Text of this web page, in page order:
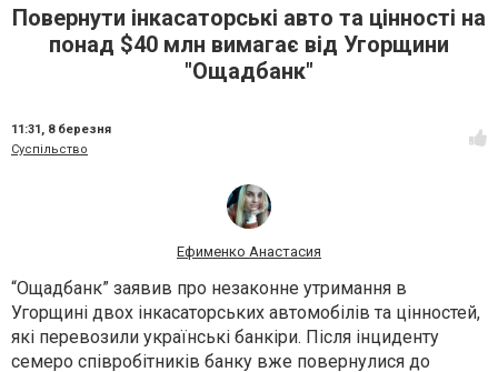
Повернути інкасаторські авто та цінності на
понад $40 млн вимагає від Угорщини
"Ощадбанк"
11:31, 8 березня
Суспільство
Ефименко Анастасия
“Ощадбанк” заявив про незаконне утримання в
Угорщині двох інкасаторських автомобілів та цінностей,
які перевозили українські банкіри. Після інциденту
семеро співробітників банку вже повернулися до